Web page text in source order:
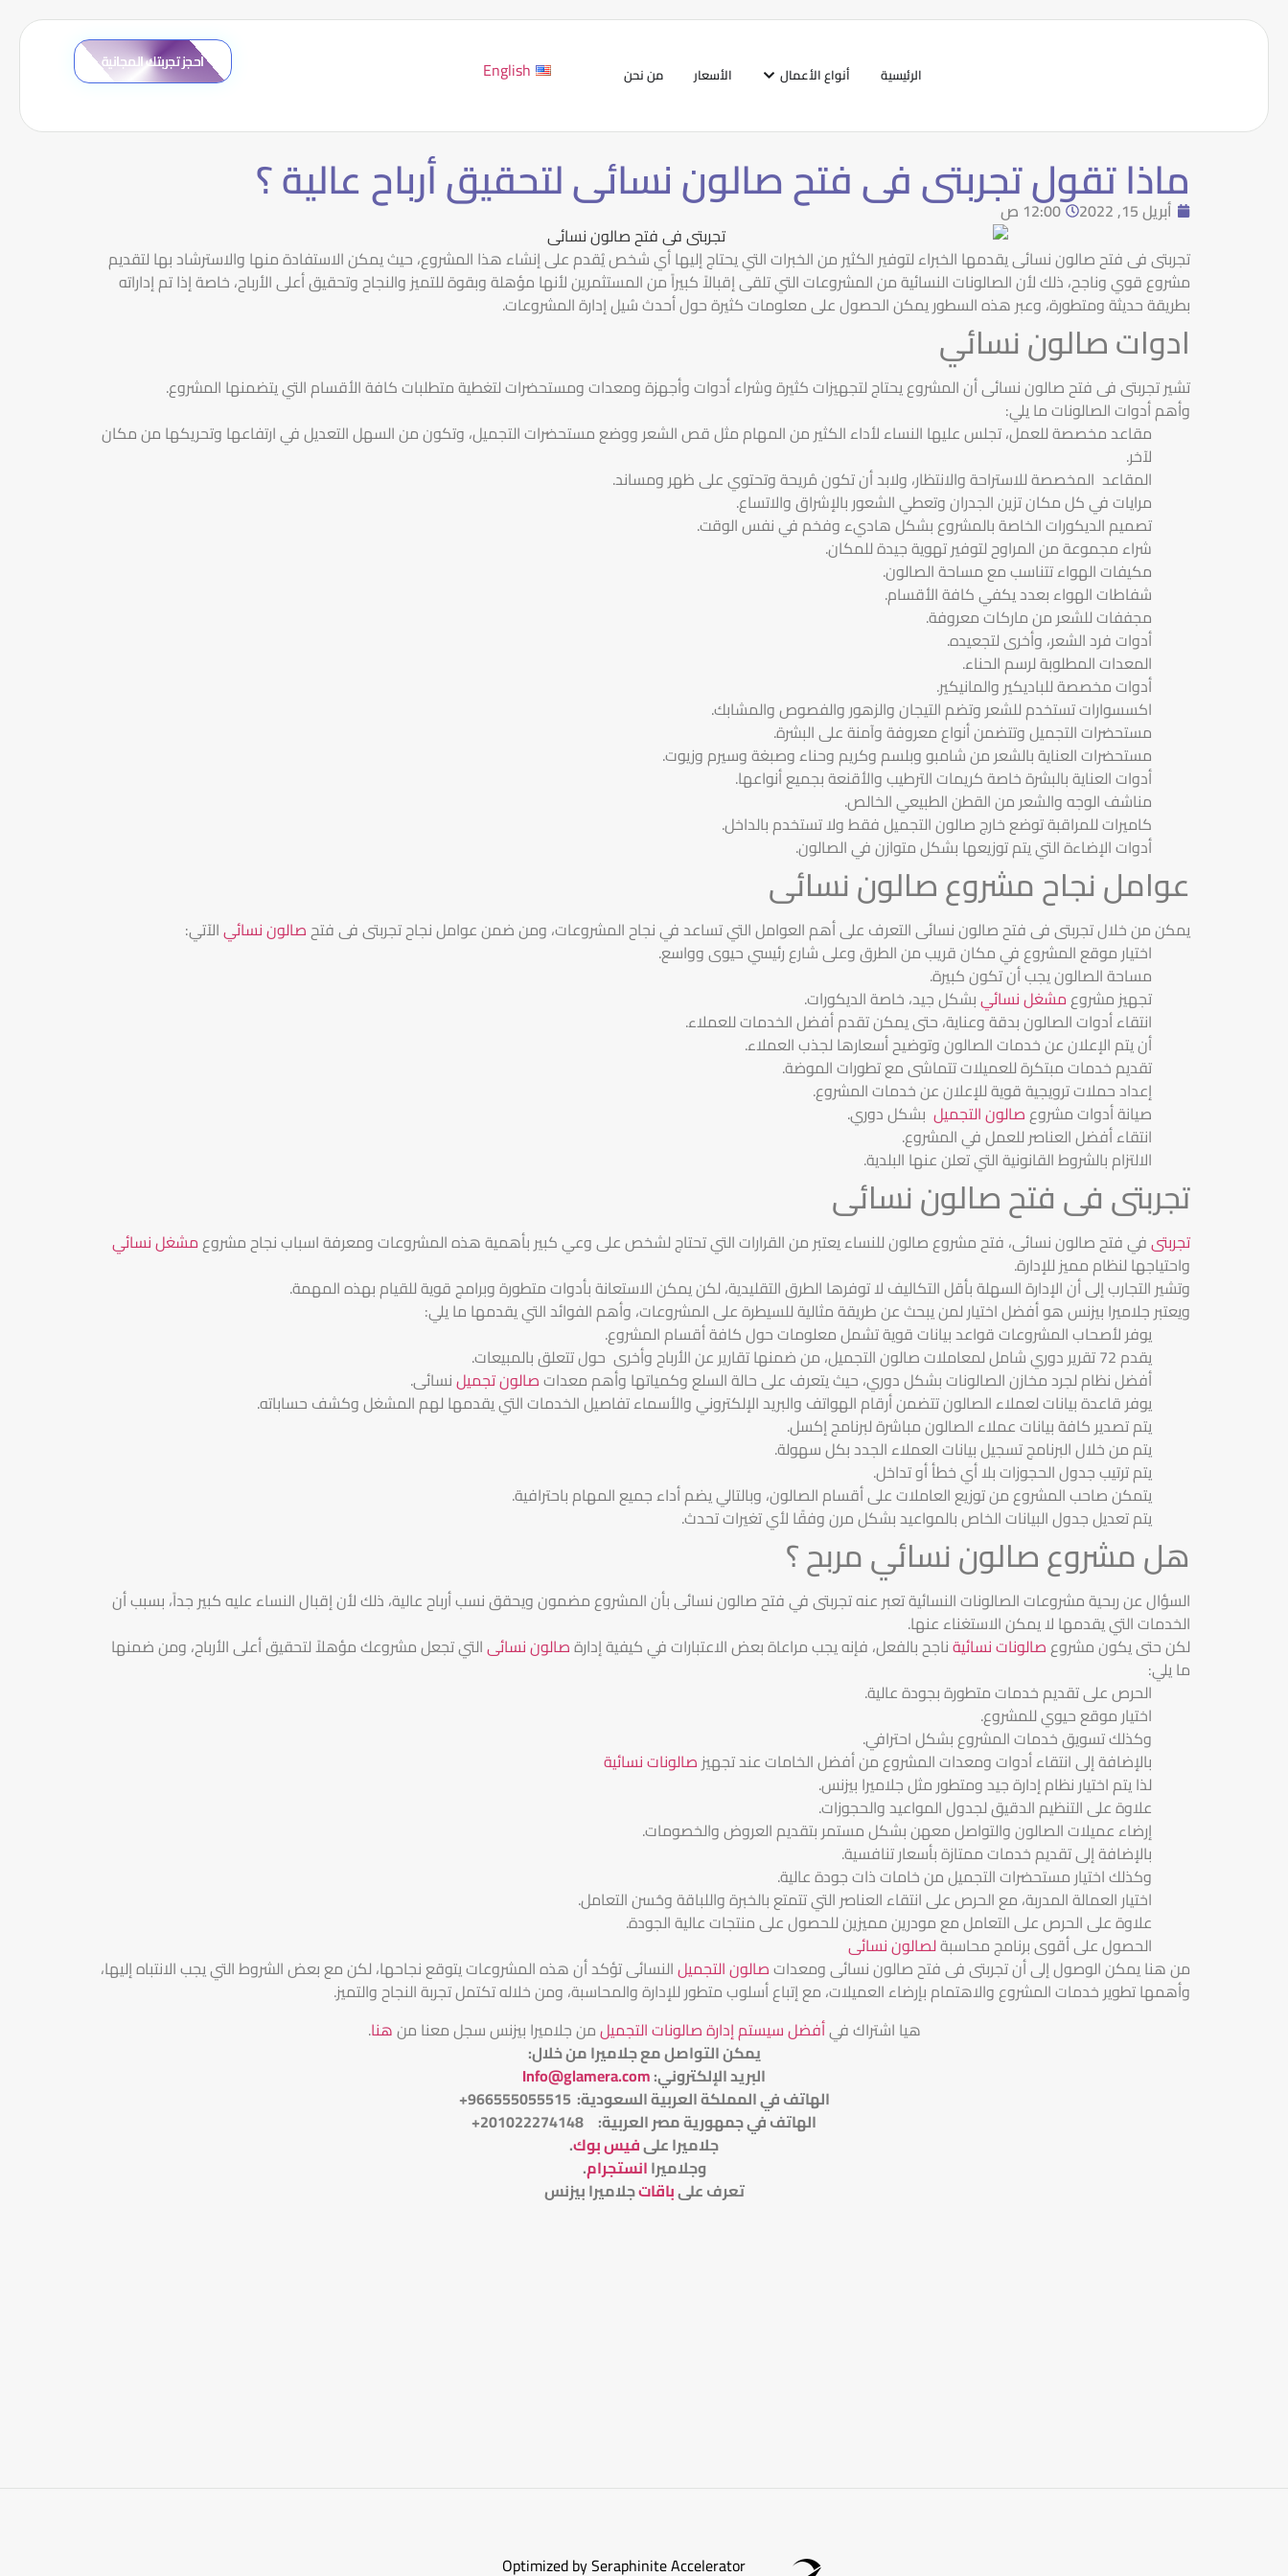
الرئيسية أنواع الأعمال الأسعار من نحن English احجز تجربتك المجانية
ماذا تقول تجربتى فى فتح صالون نسائى لتحقيق أرباح عالية ؟
أبريل 15, 2022
12:00 ص
تجربتى فى فتح صالون نسائى يقدمها الخبراء لتوفير الكثير من الخبرات التي يحتاج إليها أي شخص يُقدم على إنشاء هذا المشروع، حيث يمكن الاستفادة منها والاسترشاد بها لتقديم
مشروع قوي وناجح، ذلك لأن الصالونات النسائية من المشروعات التي تلقى إقبالاً كبيراً من المستثمرين لأنها مؤهلة وبقوة للتميز والنجاح وتحقيق أعلى الأرباح، خاصة إذا تم إداراته
بطريقة حديثة ومتطورة، وعبر هذه السطور يمكن الحصول على معلومات كثيرة حول أحدث سُيل إدارة المشروعات.
ادوات صالون نسائي
تشير تجربتى فى فتح صالون نسائى أن المشروع يحتاج لتجهيزات كثيرة وشراء أدوات وأجهزة ومعدات ومستحضرات لتغطية متطلبات كافة الأقسام التي يتضمنها المشروع.
وأهم أدوات الصالونات ما يلي:
مقاعد مخصصة للعمل، تجلس عليها النساء لأداء الكثير من المهام مثل قص الشعر ووضع مستحضرات التجميل، وتكون من السهل التعديل في ارتفاعها وتحريكها من مكان
لآخر.
المقاعد المخصصة للاستراحة والانتظار، ولابد أن تكون مُريحة وتحتوي على ظهر ومساند.
مرايات في كل مكان تزين الجدران وتعطي الشعور بالإشراق والاتساع.
تصميم الديكورات الخاصة بالمشروع بشكل هاديء وفخم في نفس الوقت.
شراء مجموعة من المراوح لتوفير تهوية جيدة للمكان.
مكيفات الهواء تتناسب مع مساحة الصالون.
شفاطات الهواء بعدد يكفي كافة الأقسام.
مجففات للشعر من ماركات معروفة.
أدوات فرد الشعر، وأخرى لتجعيده.
المعدات المطلوبة لرسم الحناء.
أدوات مخصصة للباديكير والمانيكير.
اكسسوارات تستخدم للشعر وتضم التيجان والزهور والفصوص والمشابك.
مستحضرات التجميل وتتضمن أنواع معروفة وآمنة على البشرة.
مستحضرات العناية بالشعر من شامبو وبلسم وكريم وحناء وصبغة وسيرم وزيوت.
أدوات العناية بالبشرة خاصة كريمات الترطيب والأقنعة بجميع أنواعها.
مناشف الوجه والشعر من القطن الطبيعي الخالص.
كاميرات للمراقبة توضع خارج صالون التجميل فقط ولا تستخدم بالداخل.
أدوات الإضاءة التي يتم توزيعها بشكل متوازن في الصالون.
عوامل نجاح مشروع صالون نسائى
يمكن من خلال تجربتى فى فتح صالون نسائى التعرف على أهم العوامل التي تساعد في نجاح المشروعات، ومن ضمن عوامل نجاح تجربتى فى فتحصالون نسائيالآتي:
اختيار موقع المشروع في مكان قريب من الطرق وعلى شارع رئيسي حيوى وواسع.
مساحة الصالون يجب أن تكون كبيرة.
تجهيز مشروعمشغل نسائيبشكل جيد، خاصة الديكورات.
انتقاء أدوات الصالون بدقة وعناية، حتى يمكن تقدم أفضل الخدمات للعملاء.
أن يتم الإعلان عن خدمات الصالون وتوضيح أسعارها لجذب العملاء.
تقديم خدمات مبتكرة للعميلات تتماشى مع تطورات الموضة.
إعداد حملات ترويجية قوية للإعلان عن خدمات المشروع.
صيانة أدوات مشروعصالون التجميل بشكل دوري.
انتقاء أفضل العناصر للعمل في المشروع.
الالتزام بالشروط القانونية التي تعلن عنها البلدية.
تجربتى فى فتح صالون نسائى
تجربتىفي فتح صالون نسائى، فتح مشروع صالون للنساء يعتبر من القرارات التي تحتاج لشخص على وعي كبير بأهمية هذه المشروعات ومعرفة اسباب نجاح مشروعمشغل نسائي
واحتياجها لنظام مميز للإدارة.
وتشير التجارب إلى أن الإدارة السهلة بأقل التكاليف لا توفرها الطرق التقليدية، لكن يمكن الاستعانة بأدوات متطورة وبرامج قوية للقيام بهذه المهمة.
ويعتبر جلاميرا بيزنس هو أفضل اختيار لمن يبحث عن طريقة مثالية للسيطرة على المشروعات، وأهم الفوائد التي يقدمها ما يلي:
يوفر لأصحاب المشروعات قواعد بيانات قوية تشمل معلومات حول كافة أقسام المشروع.
يقدم 72 تقرير دوري شامل لمعاملات صالون التجميل، من ضمنها تقارير عن الأرباح وأخرى حول تتعلق بالمبيعات.
أفضل نظام لجرد مخازن الصالونات بشكل دوري، حيث يتعرف على حالة السلع وكمياتها وأهم معداتصالون تجميلنسائى.
يوفر قاعدة بيانات لعملاء الصالون تتضمن أرقام الهواتف والبريد الإلكتروني والأسماء تفاصيل الخدمات التي يقدمها لهم المشغل وكشف حساباته.
يتم تصدير كافة بيانات عملاء الصالون مباشرة لبرنامج إكسل.
يتم من خلال البرنامج تسجيل بيانات العملاء الجدد بكل سهولة.
يتم ترتيب جدول الحجوزات بلا أي خطأ أو تداخل.
يتمكن صاحب المشروع من توزيع العاملات على أقسام الصالون، وبالتالي يضم أداء جميع المهام باحترافية.
يتم تعديل جدول البيانات الخاص بالمواعيد بشكل مرن وفقًا لأي تغيرات تحدث.
هل مشروع صالون نسائي مربح ؟
السؤال عن ربحية مشروعات الصالونات النسائية تعبر عنه تجربتى في فتح صالون نسائى بأن المشروع مضمون ويحقق نسب أرباح عالية، ذلك لأن إقبال النساء عليه كبير جداً، بسبب أن
الخدمات التي يقدمها لا يمكن الاستغناء عنها.
لكن حتى يكون مشروعصالونات نسائيةناجح بالفعل، فإنه يجب مراعاة بعض الاعتبارات في كيفية إدارةصالون نسائىالتي تجعل مشروعك مؤهلاً لتحقيق أعلى الأرباح، ومن ضمنها
ما يلي:
الحرص على تقديم خدمات متطورة بجودة عالية.
اختيار موقع حيوي للمشروع.
وكذلك تسويق خدمات المشروع بشكل احترافي.
بالإضافة إلى انتقاء أدوات ومعدات المشروع من أفضل الخامات عند تجهيز صالونات نسائية
لذا يتم اختيار نظام إدارة جيد ومتطور مثل جلاميرا بيزنس.
علاوة على التنظيم الدقيق لجدول المواعيد والحجوزات.
إرضاء عميلات الصالون والتواصل معهن بشكل مستمر بتقديم العروض والخصومات.
بالإضافة إلى تقديم خدمات ممتازة بأسعار تنافسية.
وكذلك اختيار مستحضرات التجميل من خامات ذات جودة عالية.
اختيار العمالة المدربة، مع الحرص على انتقاء العناصر التي تتمتع بالخبرة واللباقة وحُسن التعامل.
علاوة على الحرص على التعامل مع مودرين مميزين للحصول على منتجات عالية الجودة.
الحصول على أقوى برنامج محاسبةلصالون نسائى
من هنا يمكن الوصول إلى أن تجربتى فى فتح صالون نسائى ومعداتصالون التجميلالنسائى تؤكد أن هذه المشروعات يتوقع نجاحها، لكن مع بعض الشروط التي يجب الانتباه إليها،
وأهمها تطوير خدمات المشروع والاهتمام بإرضاء العميلات، مع إتباع أسلوب متطور للإدارة والمحاسبة، ومن خلاله تكتمل تجربة النجاح والتميز.
هيا اشتراك فيأفضل سيستم إدارة صالونات التجميلمن جلاميرا بيزنس سجل معنا منهنا.
يمكن التواصل مع جلاميرا من خلال:
البريد الإلكتروني:
Info@glamera.com
الهاتف في المملكة العربية السعودية: 966555055515+
الهاتف في جمهورية مصر العربية: 201022274148+
جلاميرا علىفيس بوك.
وجلاميراانستجرام.
تعرف علىباقاتجلاميرا بيزنس
Optimized by Seraphinite Accelerator